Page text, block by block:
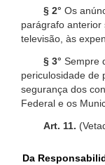
§ 2° Os
parágrafo anterior
televisão, às
§ 3° Sempre
periculosidade de
segurança dos
Federal e os
Art. 11.
Da